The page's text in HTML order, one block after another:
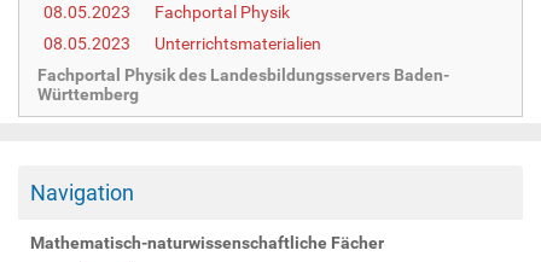
08.05.2023
Fachportal Physik
08.05.2023
Unterrichtsmaterialien
Fachportal Physik des Landesbildungsservers Baden-
Württemberg
Navigation
Mathematisch-naturwissenschaftliche Fächer